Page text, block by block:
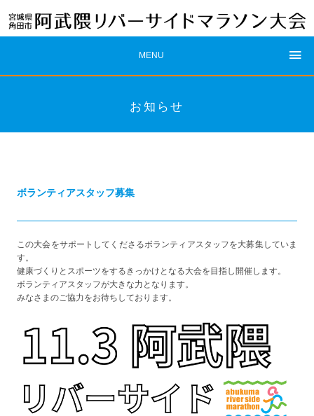
MENU
お知らせ
ボランティアスタッフ募集
この大会をサポートしてくださるボランティアスタッフを大募集していま
す。
健康づくりとスポーツをするきっかけとなる大会を目指し開催します。
ボランティアスタッフが大きな力となります。
みなさまのご協力をお待ちしております。